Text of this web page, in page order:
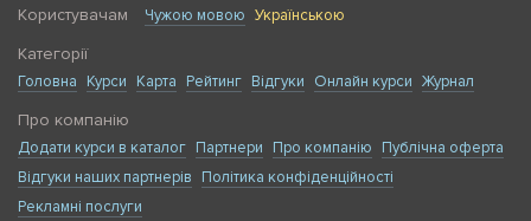
Користувачам Чужою мовою Українською
Категорії
Головна Курси Карта Рейтинг Відгуки Онлайн курси Журнал
Про компанію
Додати курси в каталог Партнери Про компанію
Публічна оферта
Відгуки наших партнерів
Політика конфіденційності
Рекламні послуги